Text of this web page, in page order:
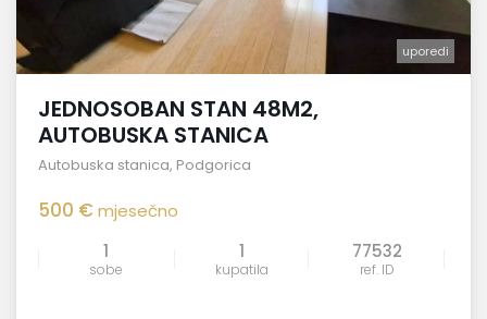
uporedi
JEDNOSOBAN STAN 48M2,
AUTOBUSKA STANICA
Autobuska stanica, Podgorica
500 €mjesečno
1
sobe
1
kupatila
77532
ref. ID